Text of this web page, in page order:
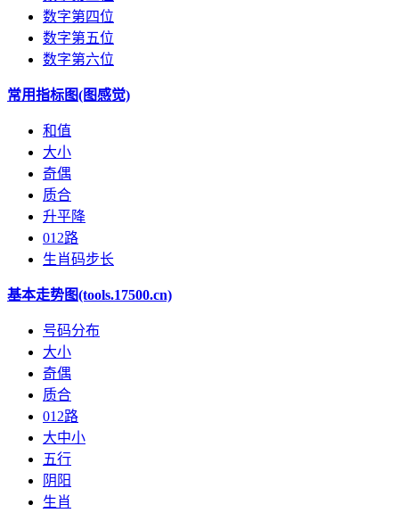
数字第四位
数字第五位
数字第六位
常用指标图(图感觉)
和值
大小
奇偶
质合
升平降
012路
生肖码步长
基本走势图(tools.17500.cn)
号码分布
大小
奇偶
质合
012路
大中小
五行
阴阳
生肖